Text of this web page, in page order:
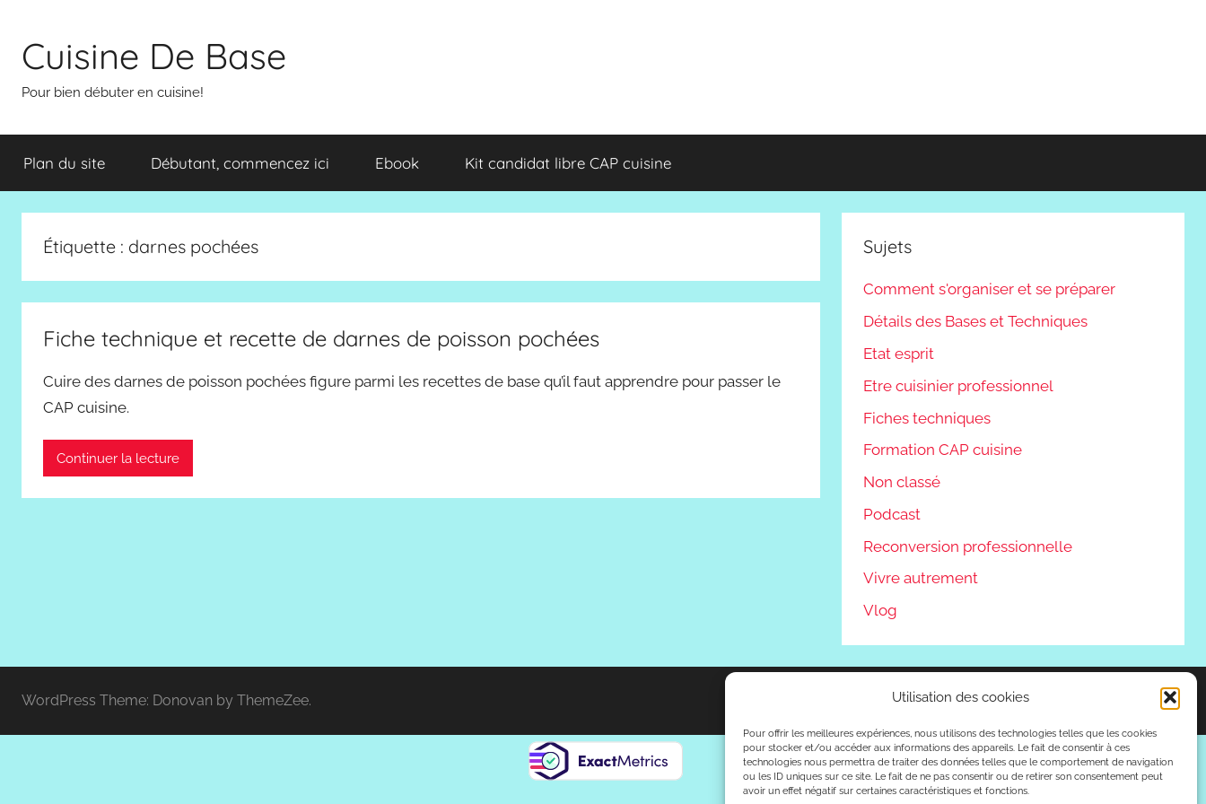
Utilisation des cookies
Pour offrir les meilleures expériences, nous utilisons des technologies telles que les cookies
pour stocker et/ou accéder aux informations des appareils. Le fait de consentir à ces
technologies nous permettra de traiter des données telles que le comportement de navigation
ou les ID uniques sur ce site. Le fait de ne pas consentir ou de retirer son consentement peut
avoir un effet négatif sur certaines caractéristiques et fonctions.
contenu
Cuisine De Base
Pour bien débuter en cuisine!
Plan du site Débutant, commencez ici Ebook Kit candidat libre CAP cuisine
Étiquette : darnes pochées
Fiche technique et recette de darnes de poisson pochées
Cuire des darnes de poisson pochées figure parmi les recettes de base qu’il faut apprendre pour passer le
CAP cuisine.
Continuer la lecture
Sujets
Comment s'organiser et se préparer
Détails des Bases et Techniques
Etat esprit
Etre cuisinier professionnel
Fiches techniques
Formation CAP cuisine
Non classé
Podcast
Reconversion professionnelle
Vivre autrement
Vlog
WordPress Theme: Donovan by ThemeZee.